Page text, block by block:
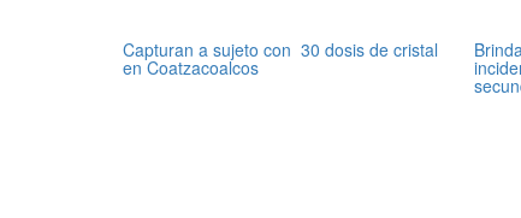
Capturan a sujeto con 30 dosis de cristal
en Coatzacoalcos